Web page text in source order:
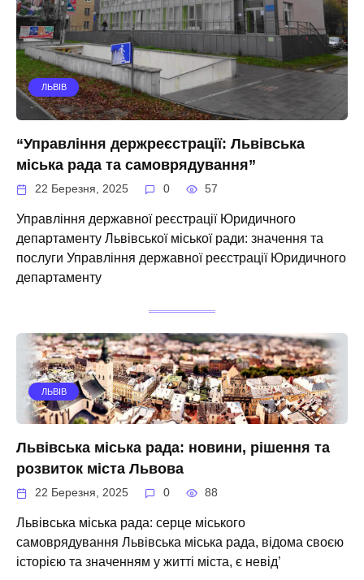
ЛЬВІВ
“Управління держреєстрації: Львівська
міська рада та самоврядування”
22 Березня, 2025 0 57
Управління державної реєстрації Юридичного
департаменту Львівської міської ради: значення та
послуги Управління державної реєстрації Юридичного
департаменту
ЛЬВІВ
Львівська міська рада: новини, рішення та
розвиток міста Львова
22 Березня, 2025 0 88
Львівська міська рада: серце міського
самоврядування Львівська міська рада, відома своєю
історією та значенням у житті міста, є невід’